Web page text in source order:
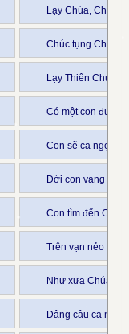
Lạy Chúa, Chúa
Chúc tụng Chúa
Lạy Thiên Chúa
Có một con
Con sẽ ca ngợi
Đời con vang
Con tìm đến
Trên vạn nẻo
Như xưa Chúa
Dâng câu ca